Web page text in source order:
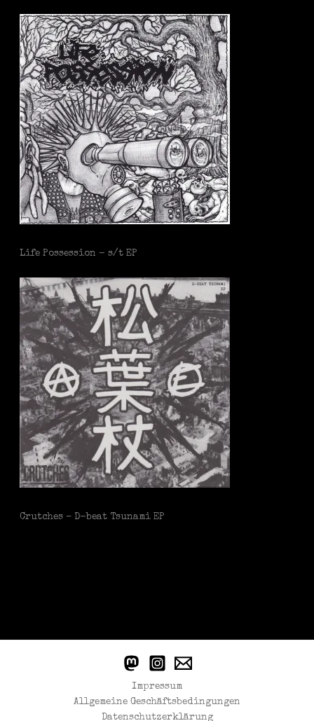
Life Possession - s/t EP
Crutches – D-beat Tsunami EP
Impressum
Allgemeine Geschäftsbedingungen
Datenschutzerklärung